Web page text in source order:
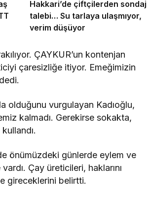
Hakkari’de çiftçilerden sondaj
talebi… Su tarlaya ulaşmıyor,
verim düşüyor
ÇAYKUR’un kontenjan
çaresizliğe itiyor. Emeğimizin
olduğunu vurgulayan Kadıoğlu,
kalmadı. Gerekirse sokakta,
önümüzdeki günlerde eylem ve
Çay üreticileri, haklarını
gireceklerini belirtti.